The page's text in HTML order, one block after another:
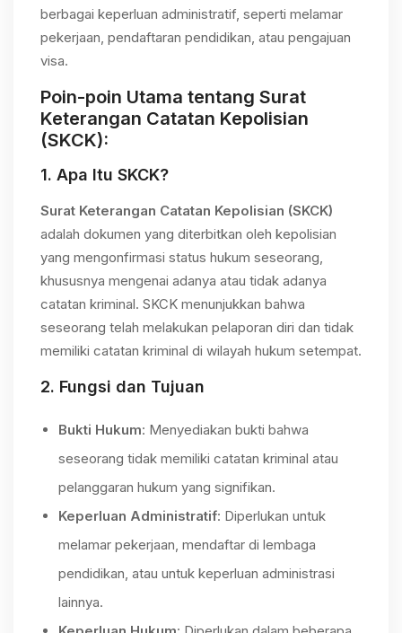
berbagai keperluan administratif, seperti melamar
pekerjaan, pendaftaran pendidikan, atau pengajuan
visa.
Poin-poin Utama tentang Surat
Keterangan Catatan Kepolisian
(SKCK):
1. Apa Itu SKCK?
Surat Keterangan Catatan Kepolisian (SKCK)
adalah dokumen yang diterbitkan oleh kepolisian
yang mengonfirmasi status hukum seseorang,
khususnya mengenai adanya atau tidak adanya
catatan kriminal. SKCK menunjukkan bahwa
seseorang telah melakukan pelaporan diri dan tidak
memiliki catatan kriminal di wilayah hukum setempat.
2. Fungsi dan Tujuan
Bukti Hukum: Menyediakan bukti bahwa
seseorang tidak memiliki catatan kriminal atau
pelanggaran hukum yang signifikan.
Keperluan Administratif: Diperlukan untuk
melamar pekerjaan, mendaftar di lembaga
pendidikan, atau untuk keperluan administrasi
lainnya.